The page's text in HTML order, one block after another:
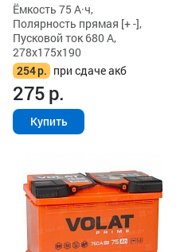
Ёмкость 75 А·ч,
Полярность прямая [+ -],
Пусковой ток 680 А,
278x175x190
254р. при сдаче акб
275р.
Купить